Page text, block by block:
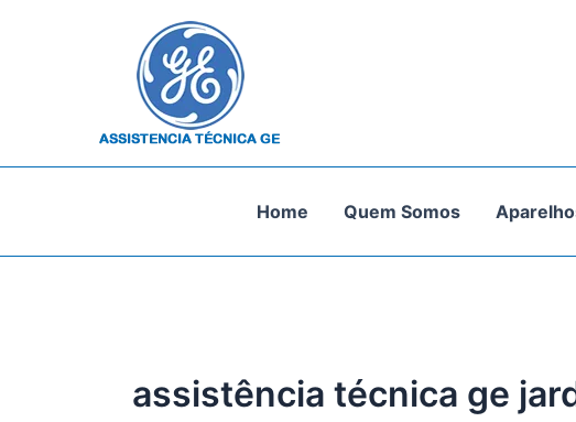
Home Quem Somos
assistência técnica ge